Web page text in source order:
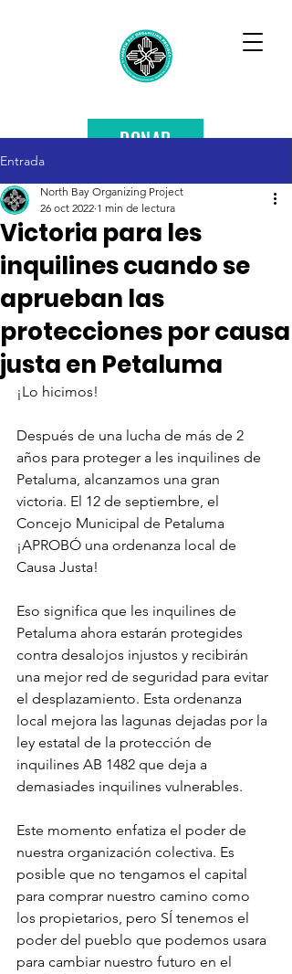
DONAR
Entrada
Victoria para les
inquilines cuando se
aprueban las
protecciones por causa
justa en Petaluma
North Bay Organizing Project
26 oct 2022 1 min de lectura
¡Lo hicimos!
Después de una lucha de más de 2
años para proteger a les inquilines de
Petaluma, alcanzamos una gran
victoria. El 12 de septiembre, el
Concejo Municipal de Petaluma
¡APROBÓ una ordenanza local de
Causa Justa!
Eso significa que les inquilines de
Petaluma ahora estarán protegides
contra desalojos injustos y recibirán
una mejor red de seguridad para evitar
el desplazamiento. Esta ordenanza
local mejora las lagunas dejadas por la
ley estatal de la protección de
inquilines AB 1482 que deja a
demasiades inquilines vulnerables.
Este momento enfatiza el poder de
nuestra organización colectiva. Es
posible que no tengamos el capital
para comprar nuestro camino como
los propietarios, pero SÍ tenemos el
poder del pueblo que podemos usara
para cambiar nuestro futuro en el